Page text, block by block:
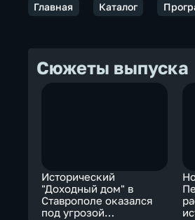
Главная Каталог
Сюжеты выпуска
Исторический
"Доходный дом" в
Ставрополе оказался
под угрозой